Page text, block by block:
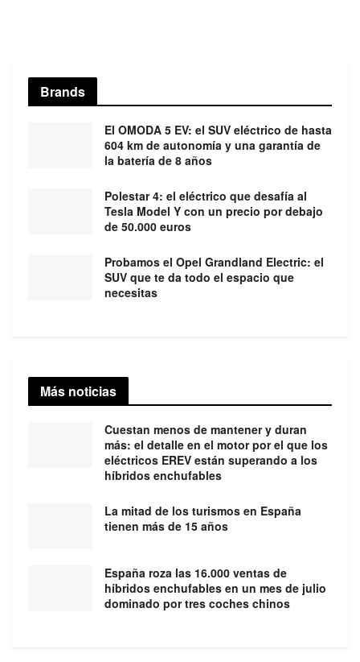
Brands
El OMODA 5 EV: el SUV eléctrico de hasta
604 km de autonomía y una garantía de
la batería de 8 años
Polestar 4: el eléctrico que desafía al
Tesla Model Y con un precio por debajo
de 50.000 euros
Probamos el Opel Grandland Electric: el
SUV que te da todo el espacio que
necesitas
Más noticias
Cuestan menos de mantener y duran
más: el detalle en el motor por el que los
eléctricos EREV están superando a los
híbridos enchufables
La mitad de los turismos en España
tienen más de 15 años
España roza las 16.000 ventas de
híbridos enchufables en un mes de julio
dominado por tres coches chinos